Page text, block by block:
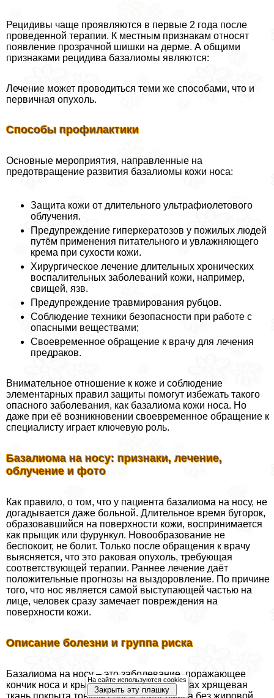
Рецидивы чаще проявляются в первые 2 года после
проведенной терапии. К местным признакам относят
появление прозрачной шишки на дерме. А общими
признаками рецидива базалиомы являются:
Лечение может проводиться теми же способами, что и
первичная опухоль.
Способы профилактики
Основные мероприятия, направленные на
предотвращение развития базалиомы кожи носа:
Защита кожи от длительного ультрафиолетового
облучения.
Предупреждение гиперкератозов у пожилых людей
путём применения питательного и увлажняющего
крема при сухости кожи.
Хирургическое лечение длительных хронических
воспалительных заболеваний кожи, например,
свищей, язв.
Предупреждение травмирования рубцов.
Соблюдение техники безопасности при работе с
опасными веществами;
Своевременное обращение к врачу для лечения
предpaков.
Внимательное отношение к коже и соблюдение
элементарных правил защиты помогут избежать такого
опасного заболевания, как базалиома кожи носа. Но
даже при её возникновении своевременное обращение к
специалисту играет ключевую роль.
Базалиома на носу: признаки, лечение,
облучение и фото
Как правило, о том, что у пациента базалиома на носу, не
догадывается даже больной. Длительное время бугорок,
образовавшийся на поверхности кожи, воспринимается
как прыщик или фурункул. Новообразование не
беспокоит, не болит. Только после обращения к врачу
выясняется, что это paковая опухоль, требующая
соответствующей терапии. Раннее лечение даёт
положительные прогнозы на выздоровление. По причине
того, что нос является самой выступающей частью на
лице, человек сразу замечает повреждения на
поверхности кожи.
Описание болезни и группа риска
Базалиома на носу – это заболевание, поражающее
кончик носа и крылья. В указанных местах хрящевая
На сайте используются cookies
Закрыть эту плашку